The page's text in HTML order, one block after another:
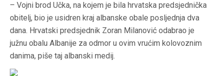
– Vojni brod Učka, na kojem je bila hrvatska predsjednička
obitelj, bio je usidren kraj albanske obale posljednja dva
dana. Hrvatski predsjednik Zoran Milanović odabrao je
južnu obalu Albanije za odmor u ovim vrućim kolovoznim
danima, piše taj albanski medij.